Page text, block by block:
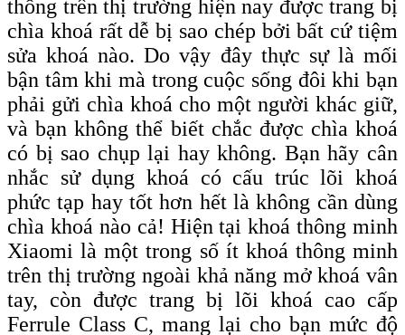
thống trên thị trường hiện nay được trang bị
chìa khoá rất dễ bị sao chép bởi bất cứ tiệm
sửa khoá nào. Do vậy đây thực sự là mối
bận tâm khi mà trong cuộc sống đôi khi bạn
phải gửi chìa khoá cho một người khác giữ,
và bạn không thể biết chắc được chìa khoá
có bị sao chụp lại hay không. Bạn hãy cân
nhắc sử dụng khoá có cấu trúc lõi khoá
phức tạp hay tốt hơn hết là không cần dùng
chìa khoá nào cả! Hiện tại khoá thông minh
Xiaomi là một trong số ít khoá thông minh
trên thị trường ngoài khả năng mở khoá vân
tay, còn được trang bị lõi khoá cao cấp
Ferrule Class C, mang lại cho bạn mức độ